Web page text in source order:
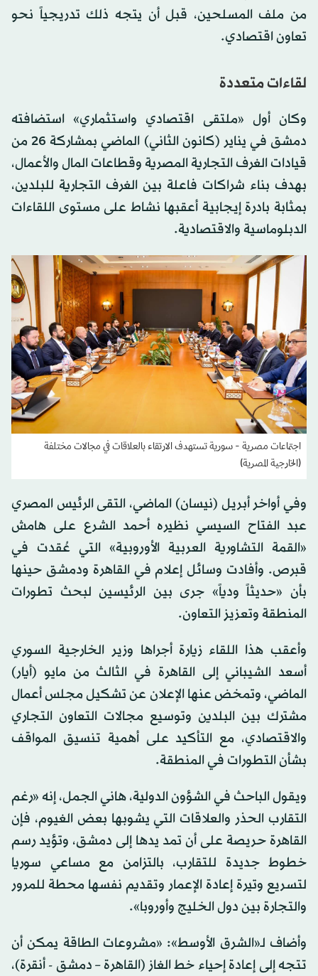
من ملف المسلحين، قبل أن يتجه ذلك تدريجياً نحو
تعاون اقتصادي.
لقاءات متعددة
وكان أول «ملتقى اقتصادي واستثماري» استضافته
دمشق في يناير (كانون الثاني) الماضي بمشاركة 26 من
قيادات الغرف التجارية المصرية وقطاعات المال والأعمال،
بهدف بناء شراكات فاعلة بين الغرف التجارية للبلدين،
بمثابة بادرة إيجابية أعقبها نشاط على مستوى اللقاءات
الدبلوماسية والاقتصادية.
اجتماعات مصرية - سورية تستهدف الارتقاء بالعلاقات في مجالات مختلفة
(الخارجية المصرية)
وفي أواخر أبريل (نيسان) الماضي، التقى الرئيس المصري
عبد الفتاح السيسي نظيره أحمد الشرع على هامش
«القمة التشاورية العربية الأوروبية» التي عُقدت في
قبرص. وأفادت وسائل إعلام في القاهرة ودمشق حينها
بأن «حديثاً ودياً» جرى بين الرئيسين لبحث تطورات
المنطقة وتعزيز التعاون.
وأعقب هذا اللقاء زيارة أجراها وزير الخارجية السوري
أسعد الشيباني إلى القاهرة في الثالث من مايو (أيار)
الماضي، وتمخض عنها الإعلان عن تشكيل مجلس أعمال
مشترك بين البلدين وتوسيع مجالات التعاون التجاري
والاقتصادي، مع التأكيد على أهمية تنسيق المواقف
بشأن التطورات في المنطقة.
ويقول الباحث في الشؤون الدولية، هاني الجمل، إنه «رغم
التقارب الحذر والعلاقات التي يشوبها بعض الغيوم، فإن
القاهرة حريصة على أن تمد يدها إلى دمشق، وتؤيد رسم
خطوط جديدة للتقارب، بالتزامن مع مساعي سوريا
لتسريع وتيرة إعادة الإعمار وتقديم نفسها محطة للمرور
والتجارة بين دول الخليج وأوروبا».
وأضاف لـ«الشرق الأوسط»: «مشروعات الطاقة يمكن أن
تتجه إلى إعادة إحياء خط الغاز (القاهرة – دمشق - أنقرة)،